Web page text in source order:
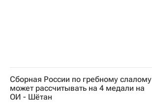
Сборная России по гребному слалому
может рассчитывать на 4 медали на
ОИ - Шётан